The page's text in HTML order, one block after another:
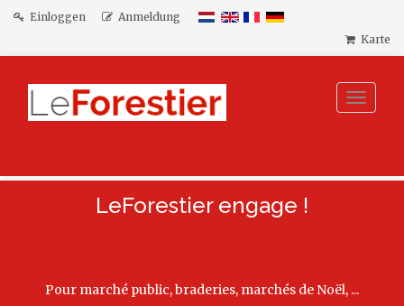
Einloggen
Anmeldung
Karte
Toggle
LeForestier engage !
Pour marché public, braderies, marchés de Noël, ...